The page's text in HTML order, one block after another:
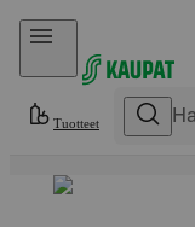
Hyppää sisältöön
Tuotteet